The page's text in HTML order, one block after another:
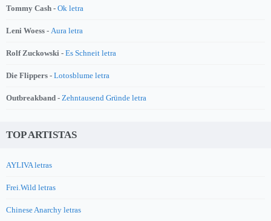
Tommy Cash - Ok letra
Leni Woess - Aura letra
Rolf Zuckowski - Es Schneit letra
Die Flippers - Lotosblume letra
Outbreakband - Zehntausend Gründe letra
TOP ARTISTAS
AYLIVA letras
Frei.Wild letras
Chinese Anarchy letras